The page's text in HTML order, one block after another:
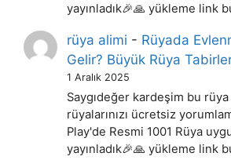
yayınladık🎉🙏 yükleme link
rüya alimi - Rüyada
Gelir? Büyük Rüya
1 Aralık 2025
Saygıdeğer kardeşim bu
rüyalarınızı ücretsiz
Play'de Resmi 1001 Rüya
yayınladık🎉🙏 yükleme link